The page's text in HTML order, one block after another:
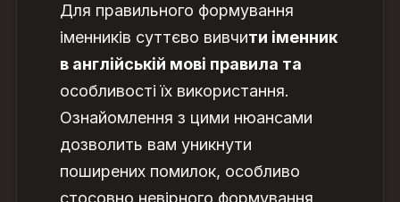
Для правильного формування
іменників суттєво вивчити іменник
в англійській мові правила та
особливості їх використання.
Ознайомлення з цими нюансами
дозволить вам уникнути
поширених помилок, особливо